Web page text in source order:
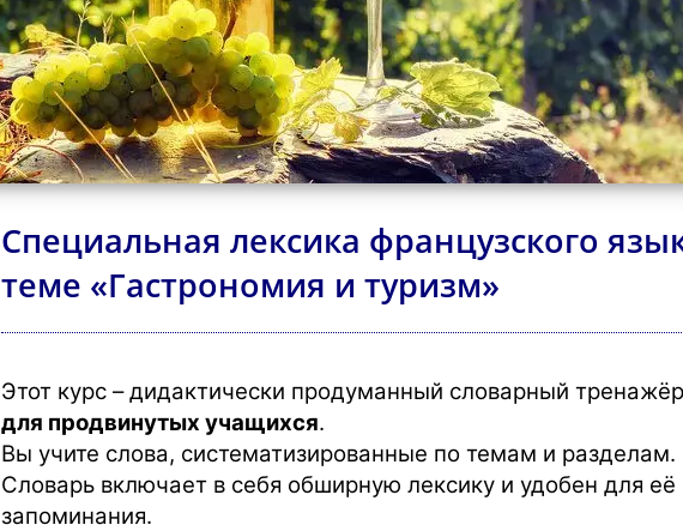
Специальная лексика французского
теме «Гастрономия и туризм»
Этот курс – дидактически продуманный словарный тренажёр
для продвинутых учащихся.
Вы учите слова, систематизированные по темам и разделам.
Словарь включает в себя обширную лексику и удобен для её
запоминания.